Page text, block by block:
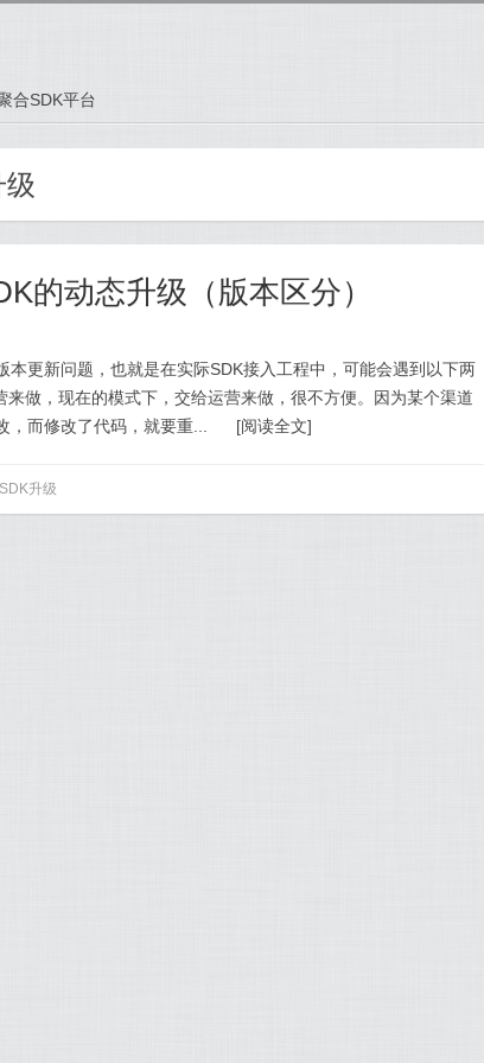
合SDK平台
动态升级（版本区分）
本更新问题，也就是在实际SDK接入工程中，可能会遇到以下两
做，现在的模式下，交给运营来做，很不方便。因为某个渠道
，而修改了代码，就要重...
[阅读全文]
升级